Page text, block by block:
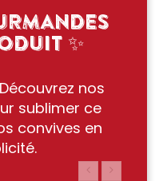
✨
nos
sublimer ce
convives en